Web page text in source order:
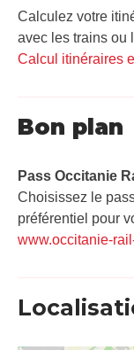
Calculez votre
avec les trains ou
Calcul itinéraires
Bon plan
Pass Occitanie
Choisissez le
préférentiel pour
www.occitanie-